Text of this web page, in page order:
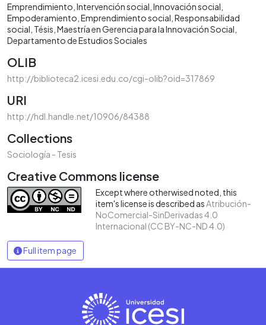
Emprendimiento Intervención social Innovación social
Empoderamiento Emprendimiento social Responsabilidad
social Tésis Maestría en Gerencia para la Innovación Social
Departamento de Estudios Sociales
OLIB
http://biblioteca2.icesi.edu.co/cgi-olib?oid=317869
URI
http://hdl.handle.net/10906/84388
Collections
Sociología - Tesis
Creative Commons license
Except where otherwised noted, this
item's license is described asAtribución-
NoComercial-SinDerivadas 4.0
Internacional (CC BY-NC-ND 4.0)
Full item page